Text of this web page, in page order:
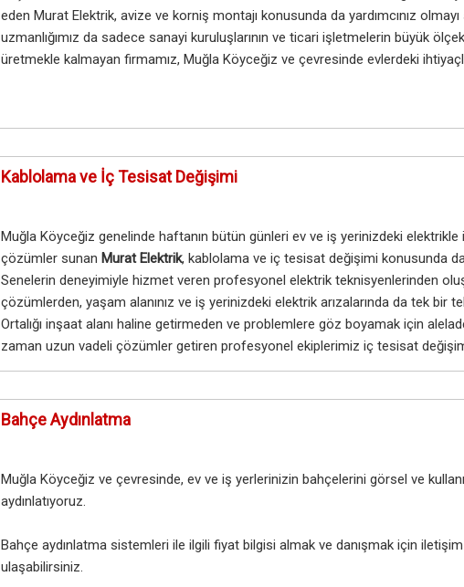
eden Murat Elektrik, avize ve korniş montajı konusunda da yardımcınız
uzmanlığımız da sadece sanayi kuruluşlarının ve ticari işletmelerin büyük
üretmekle kalmayan firmamız, Muğla Köyceğiz ve çevresinde evlerdeki
Kablolama ve İç Tesisat Değişimi
Muğla Köyceğiz genelinde haftanın bütün günleri ev ve iş yerinizdeki
çözümler sunan Murat Elektrik, kablolama ve iç tesisat değişimi konusunda da
Senelerin deneyimiyle hizmet veren profesyonel elektrik teknisyenlerinden
çözümlerden, yaşam alanınız ve iş yerinizdeki elektrik arızalarında da tek bir
Ortalığı inşaat alanı haline getirmeden ve problemlere göz boyamak için
zaman uzun vadeli çözümler getiren profesyonel ekiplerimiz iç tesisat
hizmetler sunmaktadır.
Bahçe Aydınlatma
Muğla Köyceğiz ve çevresinde, ev ve iş yerlerinizin bahçelerini görsel ve
aydınlatıyoruz.
Bahçe aydınlatma sistemleri ile ilgili fiyat bilgisi almak ve danışmak için
ulaşabilirsiniz.